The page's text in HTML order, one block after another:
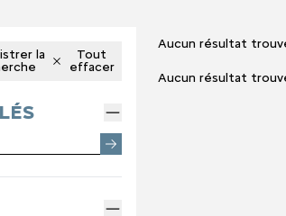
ET HYBRIDES
SPOTICAR
DÉCOUVREZ
ENTRETIEN ET
ENTRETIEN VÉHICULE
NOS
la
Tout
effacer
Aucun résultat
Aucun résultat